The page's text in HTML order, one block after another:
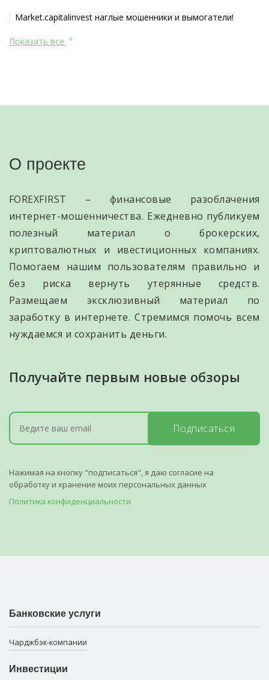
Market.capitalinvest наглые мошенники и вымогатели!
Показать все
О проекте
FOREXFIRST – финансовые разоблачения
интернет-мошенничества. Ежедневно публикуем
полезный материал о брокерских,
криптовалютных и ивестиционных компаниях.
Помогаем нашим пользователям правильно и
без риска вернуть утерянные средств.
Размещаем эксклюзивный материал по
заработку в интернете. Стремимся помочь всем
нуждаемся и сохранить деньги.
Получайте первым новые обзоры
Подписаться
Нажимая на кнопку "подписаться", я даю согласие на
обработку и хранение моих персональных данных
Политика конфиденциальности
Банковские услуги
Чарджбэк-компании
Инвестиции